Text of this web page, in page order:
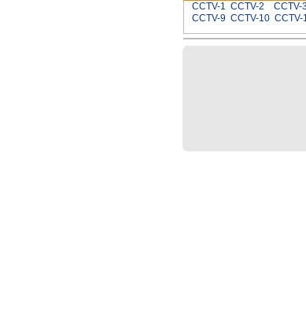
CCTV-1 CCTV-2 CCTV-
CCTV-9 CCTV-10 CCTV-